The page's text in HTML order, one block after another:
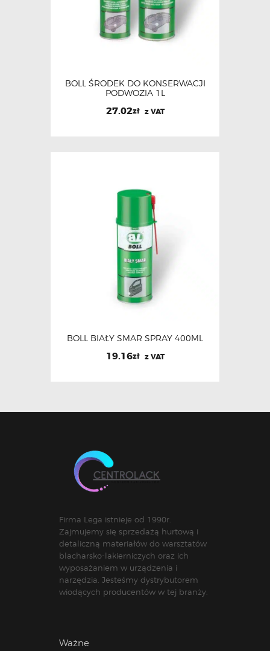
BOLL ŚRODEK DO KONSERWACJI
PODWOZIA 1L
27.02zł z VAT
BOLL BIAŁY SMAR SPRAY 400ML
19.16zł z VAT
Firma Lega istnieje od 1990r.
Zajmujemy się sprzedażą hurtową i
detaliczną materiałów do warsztatów
blacharsko-lakierniczych oraz ich
wyposażaniem w urządzenia i
narzędzia. Jesteśmy dystrybutorem
wiodących producentów w tej branży.
Ważne